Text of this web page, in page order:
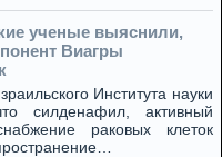
ученые выяснили,
Виагры
Института науки
силденафил, активный
раковых клеток